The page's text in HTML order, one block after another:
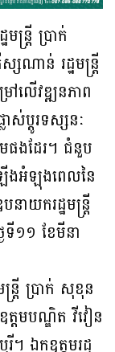
ន្ត្រី ប្រាក់
ណាន់ រដ្ឋមន្ត្រី
ៅលើវឌ្ឍនភាព
ាស់ប្តូរទស្សនៈ
ផងដែរ។ ជំនួប
ឡើងអំឡុងពេលនៃ
ាយករដ្ឋមន្ត្រី
ទី១១ ខែមីនា
ត្រី ប្រាក់ សុខុន
ត្តមបណ្ឌិត វីវៀន
។ ឯកឧត្តមរដ្ឋ